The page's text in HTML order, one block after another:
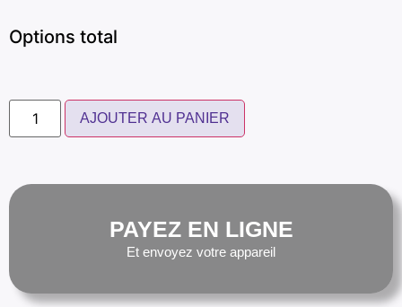
Options total
AJOUTER AU PANIER
PAYEZ EN LIGNE
Et envoyez votre appareil